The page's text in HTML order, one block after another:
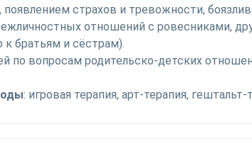
появлением страхов и тревожности,
отношений с ровесниками,
братьям и сёстрам).
по вопросам родительско-детских
: игровая терапия, арт-терапия,